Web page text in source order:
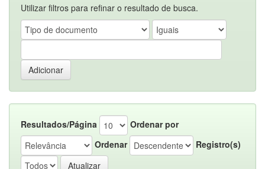
Utilizar filtros para refinar o resultado de busca.
Resultados/Página
Ordenar por
Ordenar
Registro(s)